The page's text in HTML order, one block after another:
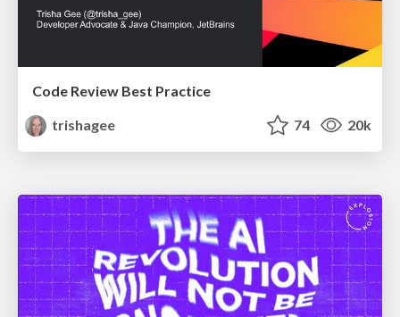
Code Review Best Practice
trishagee
74 20k